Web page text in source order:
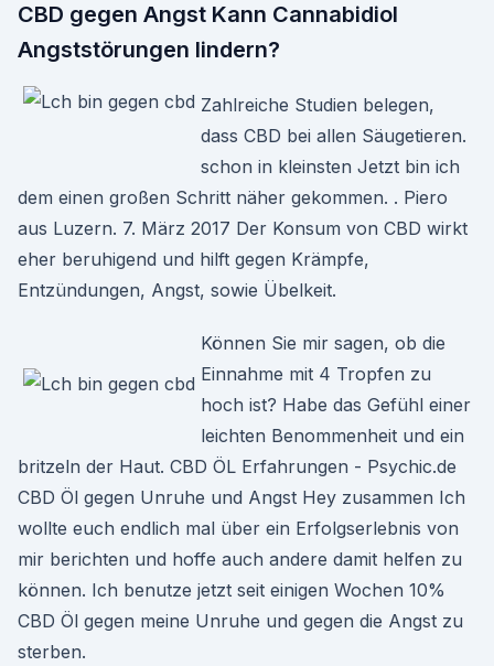
CBD gegen Angst Kann Cannabidiol
Angststörungen lindern?
Zahlreiche Studien belegen,
dass CBD bei allen Säugetieren.
schon in kleinsten Jetzt bin ich
dem einen großen Schritt näher gekommen. ​. Piero
aus Luzern. 7. März 2017 Der Konsum von CBD wirkt
eher beruhigend und hilft gegen Krämpfe,
Entzündungen, Angst, sowie Übelkeit.
Können Sie mir sagen, ob die
Einnahme mit 4 Tropfen zu
hoch ist? Habe das Gefühl einer
leichten Benommenheit und ein
britzeln der Haut. CBD ÖL Erfahrungen - Psychic.de
CBD Öl gegen Unruhe und Angst Hey zusammen Ich
wollte euch endlich mal über ein Erfolgserlebnis von
mir berichten und hoffe auch andere damit helfen zu
können. Ich benutze jetzt seit einigen Wochen 10%
CBD Öl gegen meine Unruhe und gegen die Angst zu
sterben.